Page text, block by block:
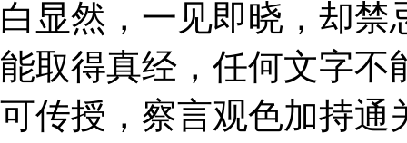
白显然，一见即晓，却
能取得真经，任何文字不
可传授，察言观色加持通